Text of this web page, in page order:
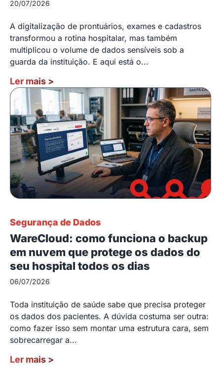
20/07/2026
A digitalização de prontuários, exames e cadastros
transformou a rotina hospitalar, mas também
multiplicou o volume de dados sensíveis sob a
guarda da instituição. E aqui está o...
Ler mais >
Segurança de Dados
WareCloud: como funciona o backup
em nuvem que protege os dados do
seu hospital todos os dias
06/07/2026
Toda instituição de saúde sabe que precisa proteger
os dados dos pacientes. A dúvida costuma ser outra:
como fazer isso sem montar uma estrutura cara, sem
sobrecarregar a...
Ler mais >